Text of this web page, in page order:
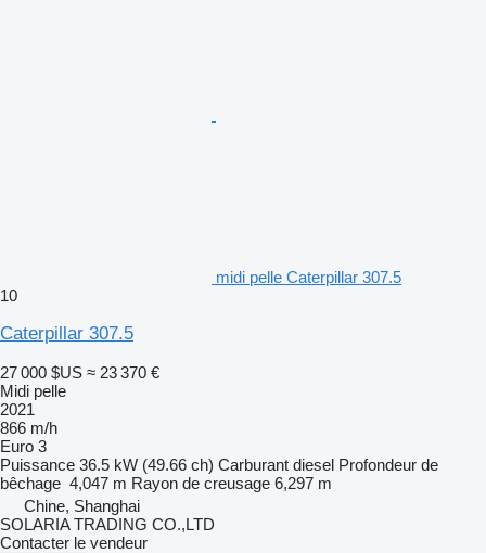
midi pelle Caterpillar 307.5
10
Caterpillar 307.5
27 000 $US ≈ 23 370 €
Midi pelle
2021
866 m/h
Euro 3
Puissance 36.5 kW (49.66 ch) Carburant diesel Profondeur de
bêchage 4,047 m Rayon de creusage 6,297 m
Chine, Shanghai
SOLARIA TRADING CO.,LTD
Contacter le vendeur